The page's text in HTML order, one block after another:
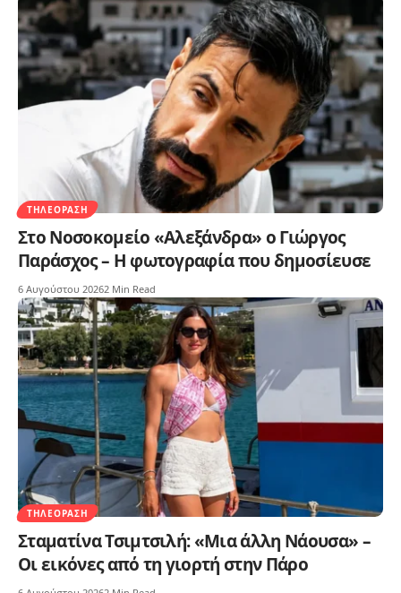
ΤΗΛΕΌΡΑΣΗ
Στο Νοσοκομείο «Αλεξάνδρα» ο Γιώργος
Παράσχος – Η φωτογραφία που δημοσίευσε
6 Αυγούστου 20262 Min Read
ΤΗΛΕΌΡΑΣΗ
Σταματίνα Τσιμτσιλή: «Μια άλλη Νάουσα» –
Οι εικόνες από τη γιορτή στην Πάρο